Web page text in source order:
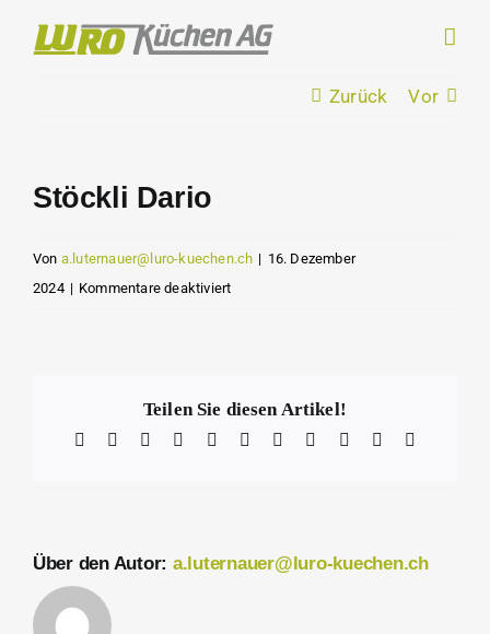
Inhalt
Zurück
Vor
Zeige
Bild
Stöckli Dario
Von a.luternauer@luro-kuechen.ch | 16. Dezember
2024 | Kommentare deaktiviertfür
Teilen Sie diesen Artikel!
Facebook Reddit LinkedInWhatsAppTelegram
TumblrPinterest Xing
Über den Autor: a.luternauer@luro-kuechen.ch